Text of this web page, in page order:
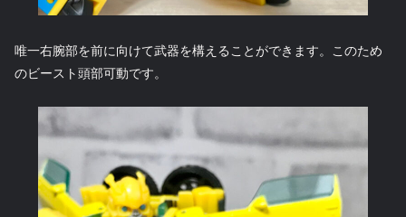
唯一右腕部を前に向けて武器を構えることができます。このため
のビースト頭部可動です。